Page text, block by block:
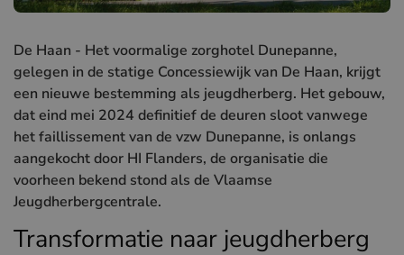
Hotels in Duinkerke (FR)
De Haan - Het voormalige zorghotel Dunepanne,
gelegen in de statige Concessiewijk van De Haan, krijgt
een nieuwe bestemming als jeugdherberg. Het gebouw,
dat eind mei 2024 definitief de deuren sloot vanwege
het faillissement van de vzw Dunepanne, is onlangs
aangekocht door HI Flanders, de organisatie die
voorheen bekend stond als de Vlaamse
Jeugdherbergcentrale​.
Transformatie naar jeugdherberg